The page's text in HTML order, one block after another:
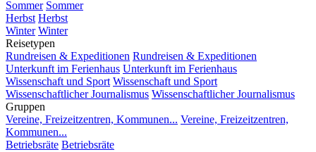
Sommer Sommer
Herbst Herbst
Winter Winter
Reisetypen
Rundreisen & Expeditionen Rundreisen & Expeditionen
Unterkunft im Ferienhaus Unterkunft im Ferienhaus
Wissenschaft und Sport Wissenschaft und Sport
Wissenschaftlicher Journalismus Wissenschaftlicher Journalismus
Gruppen
Vereine, Freizeitzentren, Kommunen... Vereine, Freizeitzentren,
Kommunen...
Betriebsräte Betriebsräte